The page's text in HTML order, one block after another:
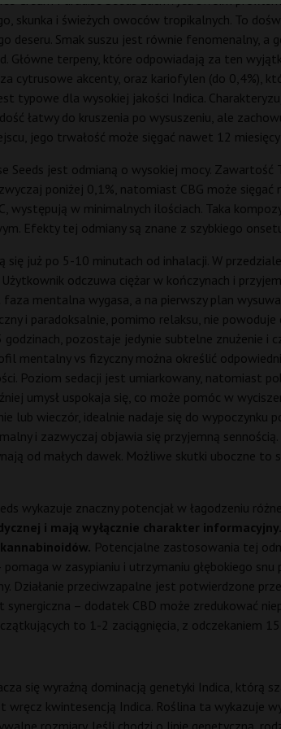
skunka i świeżych owoców tropikalnych. To
deseru. Smak suszu jest równie fenomenalny, a
Główne terpeny, które odpowiadają za ten
cytrusowe akcenty, oraz kariofylen (do 0,4%),
typowe dla wysokiej jakości Indica.
łatwy do kruszenia po wysuszeniu, ale
jego trwałość może sięgać nawet 12
Seeds jest odmianą o wysokiej mocy.
poniżej 0,1%, natomiast CBG może
występują w minimalnych ilościach. Taka
Efekty tej odmiany są znane z szybkiego
się już po 5-10 minutach od inhalacji. W
odczuwa ciężar w kończynach i
mentalna wygasa, a na pierwszy plan
i paradoksalnie, pomimo relaksu, nie powoduje
pozostaje jedynie subtelne znużenie i
mentalny vs fizyczny można określić
Poziom sedacji jest umiarkowany, natomiast
umysł uspokaja się, co może pomóc w
lub wieczór, idealnie nadaje się do wypoczynku
i zazwyczaj objawia się przyjemną
od małych dawek. Możliwe skutki uboczne
wykazuje znaczny potencjał w łagodzeniu
i mają wyłącznie charakter
Potencjalne zastosowania tej
w zasypianiu i utrzymaniu głębokiego
Działanie przeciwzapalne jest potwierdzone
– dodatek CBD może zredukować
to 1-2 zaciągnięcia, z odczekaniem
się wyraźną dominacją genetyki Indica, którą
kwintesencją Indica. Roślina ta wykazuje